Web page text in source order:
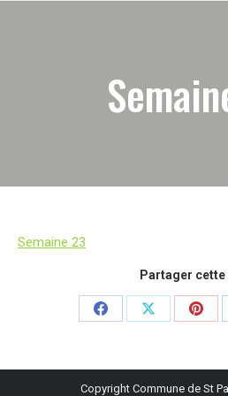
Semaine 23
Partager cette
Partager
Facebook
Partager
X
Copyright Commune de St